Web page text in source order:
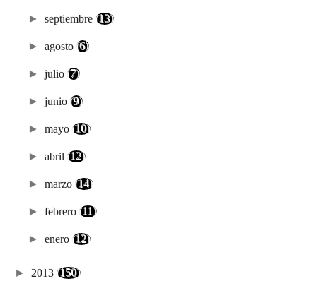
►septiembre (13)
►agosto(6)
►julio(7)
►junio(9)
►mayo (10)
►abril (12)
►marzo (14)
►febrero(11)
►enero (12)
► 2013 (150)